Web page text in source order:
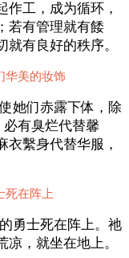
作工，成为循环，
若有管理就有餧
有良好的秩序。
华美的妆饰
她们赤露下体，除
有臭烂代替馨
衣繫身代替华服，
死在阵上
勇士死在阵上。祂
，就坐在地上。